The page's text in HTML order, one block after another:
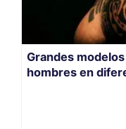
Grandes
hombres en